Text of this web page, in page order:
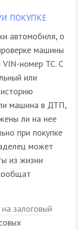
ПОКУПКЕ
автомобиля, о
машины
VIN-номер ТС. С
или
машина в ДТП,
ли на нее
при покупке
может
из жизни
залоговый